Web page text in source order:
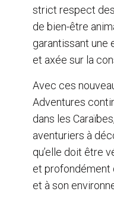
strict respect
de bien-être
garantissant une
et axée sur la
Avec ces
Adventures
dans les
aventuriers à
qu’elle doit être
et profondément
et à son